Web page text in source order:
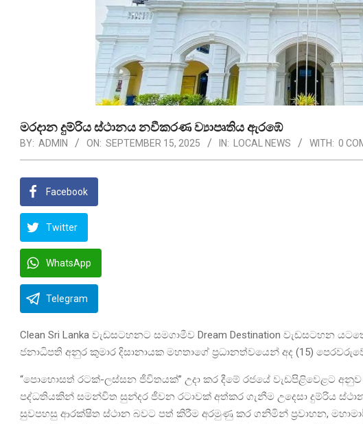
මරදාන දුම්රිය ස්ථානය නවීකරණ ව්‍යාපෘතිය ඇරඹේ
BY: ADMIN ON: SEPTEMBER 15, 2025 IN: LOCAL NEWS WITH: 0
Facebook
Twitter
WhatsApp
Telegram
Clean Sri Lanka වැඩසටහනට සමගාමීව Dream Destination වැඩසටහන
ජනාධිපති අනුර කුමාර දිසානායක මහතාගේ ප්‍රධානත්වයෙන් අද (15)
“පොහොසත් රටක්-ලස්සන ජීවිතයක්” උදා කර දීමේ රජයේ වැඩපිළිවෙළට
පද්ධතියකින් සමන්විත සුන්දර ජීවන රටාවක් අත්කර ගැනීම උදෙසා දුම්රිය
සුවපහසු ආරක්ෂිත ස්ථාන බවට පත් කිරීම අරමුණු කර ගනිමින් ප්‍රවාහන,